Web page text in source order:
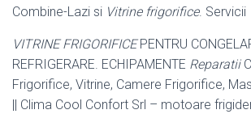
Combine-Lazi si Vitrine frigorifice. Servicii
VITRINE FRIGORIFICEPENTRU
REFRIGERARE. ECHIPAMENTE Reparatii
Frigorifice, Vitrine, Camere Frigorifice,
|| Clima Cool Confort Srl – motoare